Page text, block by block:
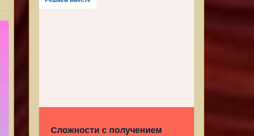
Сложности с получением